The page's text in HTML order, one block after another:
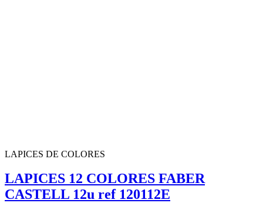
LAPICES DE COLORES
LAPICES 12 COLORES FABER
CASTELL 12u ref 120112E